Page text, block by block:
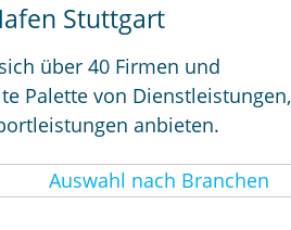
Stuttgart
über 40 Firmen und
Palette von Dienstleistungen,
anbieten.
Auswahl nach Branchen